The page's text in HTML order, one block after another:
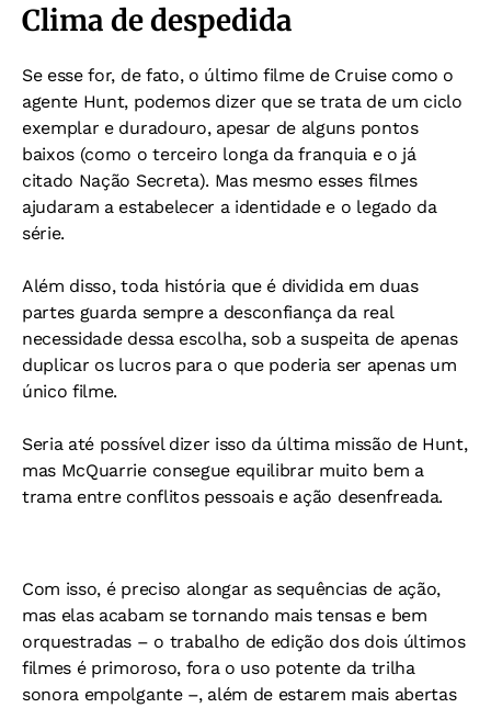
Clima de despedida
Se esse for, de fato, o último filme de Cruise como o
agente Hunt, podemos dizer que se trata de um ciclo
exemplar e duradouro, apesar de alguns pontos
baixos (como o terceiro longa da franquia e o já
citado Nação Secreta). Mas mesmo esses filmes
ajudaram a estabelecer a identidade e o legado da
série.
Além disso, toda história que é dividida em duas
partes guarda sempre a desconfiança da real
necessidade dessa escolha, sob a suspeita de apenas
duplicar os lucros para o que poderia ser apenas um
único filme.
Seria até possível dizer isso da última missão de Hunt,
mas McQuarrie consegue equilibrar muito bem a
trama entre conflitos pessoais e ação desenfreada.
Com isso, é preciso alongar as sequências de ação,
mas elas acabam se tornando mais tensas e bem
orquestradas – o trabalho de edição dos dois últimos
filmes é primoroso, fora o uso potente da trilha
sonora empolgante –, além de estarem mais abertas